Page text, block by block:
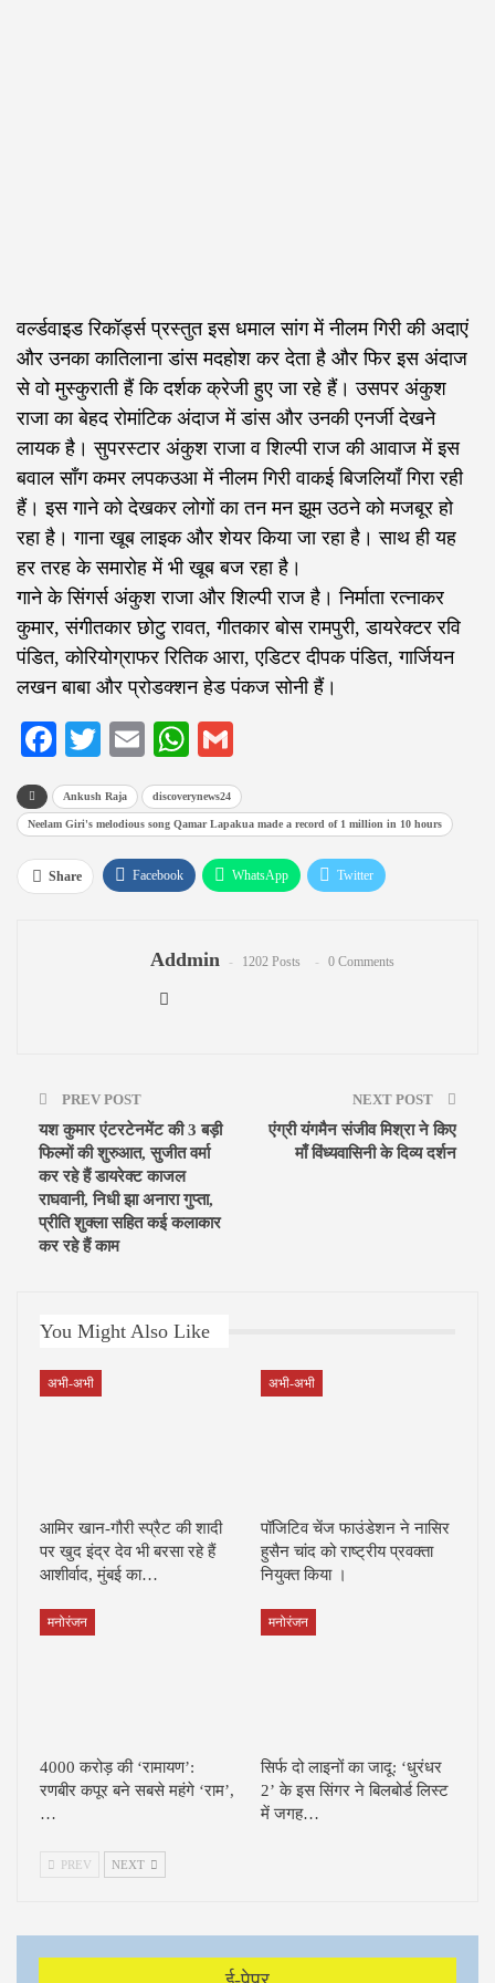
वर्ल्डवाइड रिकॉर्ड्स प्रस्तुत इस धमाल सांग में नीलम गिरी की अदाएं
और उनका कातिलाना डांस मदहोश कर देता है और फिर इस अंदाज
से वो मुस्कुराती हैं कि दर्शक क्रेजी हुए जा रहे हैं। उसपर अंकुश
राजा का बेहद रोमांटिक अंदाज में डांस और उनकी एनर्जी देखने
लायक है। सुपरस्टार अंकुश राजा व शिल्पी राज की आवाज में इस
बवाल सॉंग कमर लपकउआ में नीलम गिरी वाकई बिजलियाँ गिरा रही
हैं। इस गाने को देखकर लोगों का तन मन झूम उठने को मजबूर हो
रहा है। गाना खूब लाइक और शेयर किया जा रहा है। साथ ही यह
हर तरह के समारोह में भी खूब बज रहा है।
गाने के सिंगर्स अंकुश राजा और शिल्पी राज है। निर्माता रत्नाकर
कुमार, संगीतकार छोटु रावत, गीतकार बोस रामपुरी, डायरेक्टर रवि
पंडित, कोरियोग्राफर रितिक आरा, एडिटर दीपक पंडित, गार्जियन
लखन बाबा और प्रोडक्शन हेड पंकज सोनी हैं।
Facebook
TwitterEmailWhatsApp
Ankush Raja discoverynews24
Neelam Giri's melodious song Qamar Lapakua made a record of 1 million in 10 hours
Share Facebook WhatsApp Twitter
Addmin 1202 Posts 0 Comments
PREV POST
यश कुमार एंटरटेनमेंट की 3 बड़ी
फिल्मों की शुरुआत, सुजीत वर्मा
कर रहे हैं डायरेक्ट काजल
राघवानी, निधी झा अनारा गुप्ता,
प्रीति शुक्ला सहित कई कलाकार
कर रहे हैं काम
NEXT POST
एंग्री यंगमैन संजीव मिश्रा ने किए
माँ विंध्यवासिनी के दिव्य दर्शन
You Might Also Like
अभी-अभी
आमिर खान-गौरी स्प्रैट की शादी
पर खुद इंद्र देव भी बरसा रहे हैं
आशीर्वाद, मुंबई का…
अभी-अभी
पॉजिटिव चेंज फाउंडेशन ने नासिर
हुसैन चांद को राष्ट्रीय प्रवक्ता
नियुक्त किया ।
मनोरंजन
4000 करोड़ की ‘रामायण’:
रणबीर कपूर बने सबसे महंगे ‘राम’,
…
मनोरंजन
सिर्फ दो लाइनों का जादू: ‘धुरंधर
2’ के इस सिंगर ने बिलबोर्ड लिस्ट
में जगह…
PREV NEXT